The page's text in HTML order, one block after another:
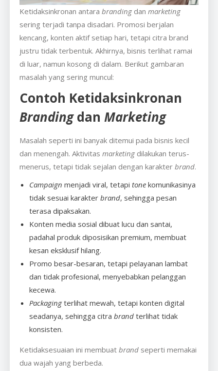
Ketidaksinkronan antara branding dan marketing
sering terjadi tanpa disadari. Promosi berjalan
kencang, konten aktif setiap hari, tetapi citra brand
justru tidak terbentuk. Akhirnya, bisnis terlihat ramai
di luar, namun kosong di dalam. Berikut gambaran
masalah yang sering muncul:
Contoh Ketidaksinkronan
Brandingdan Marketing
Masalah seperti ini banyak ditemui pada bisnis kecil
dan menengah. Aktivitas marketing dilakukan terus-
menerus, tetapi tidak sejalan dengan karakter brand.
Campaign menjadi viral, tetapi tone komunikasinya
tidak sesuai karakter brand, sehingga pesan
terasa dipaksakan.
Konten media sosial dibuat lucu dan santai,
padahal produk diposisikan premium, membuat
kesan eksklusif hilang.
Promo besar-besaran, tetapi pelayanan lambat
dan tidak profesional, menyebabkan pelanggan
kecewa.
Packagingterlihat mewah, tetapi konten digital
seadanya, sehingga citra brand terlihat tidak
konsisten.
Ketidaksesuaian ini membuat brand seperti memakai
dua wajah yang berbeda.